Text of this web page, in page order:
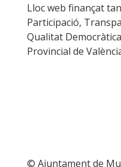
Lloc web finançat
Participació,
Qualitat
Provincial de
© Ajuntament de